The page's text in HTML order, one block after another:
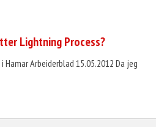
Lightning Process?
Arbeiderblad 15.05.2012 Da jeg